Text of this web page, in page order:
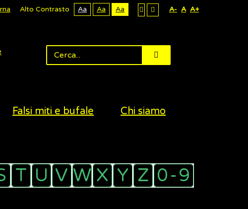
Alto Contrasto Aa Aa Aa A- A A+
Falsi miti e bufale Chi siamo